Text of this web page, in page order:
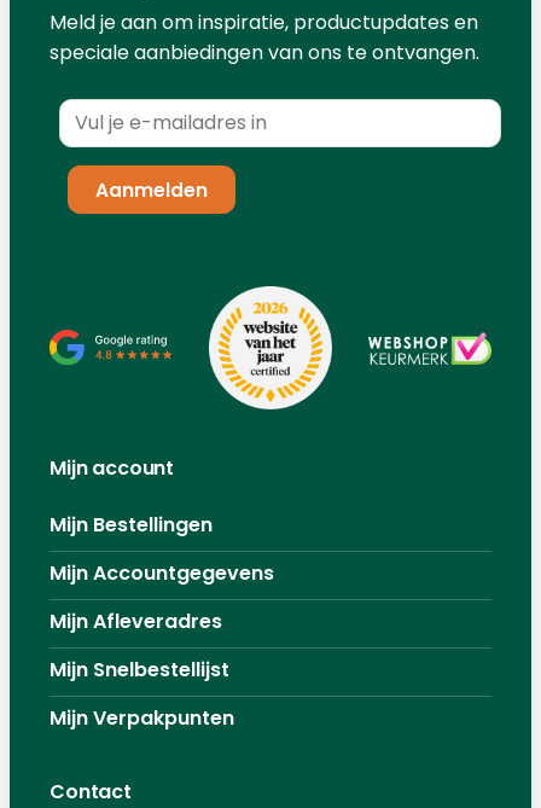
Meld je aan om inspiratie, productupdates en
speciale aanbiedingen van ons te ontvangen.
Mijn account
Mijn Bestellingen
Mijn Accountgegevens
Mijn Afleveradres
Mijn Snelbestellijst
Mijn Verpakpunten
Contact